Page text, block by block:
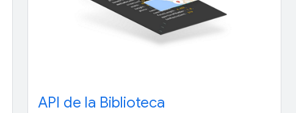
API de la Biblioteca